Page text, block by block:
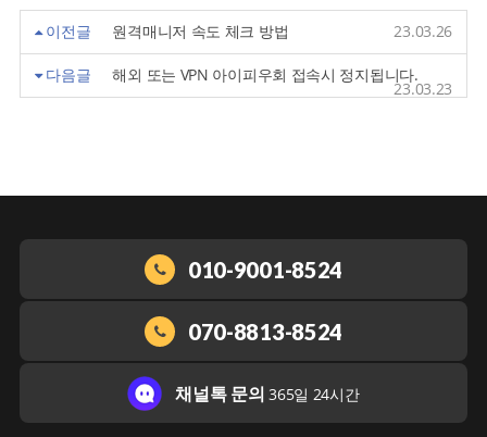
이전글 원격매니저 속도 체크 방법 23.03.26
다음글 해외 또는 VPN 아이피우회 접속시 정지됩니다.
23.03.23
010-9001-8524
070-8813-8524
채널톡 문의365일 24시간